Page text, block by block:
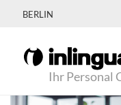
BERLIN
Ihr Personal